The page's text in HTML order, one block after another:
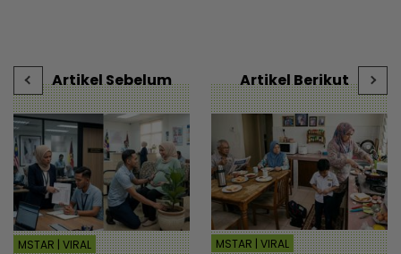
Artikel Sebelum
MSTAR | VIRAL
Artikel Berikut
MSTAR | VIRAL